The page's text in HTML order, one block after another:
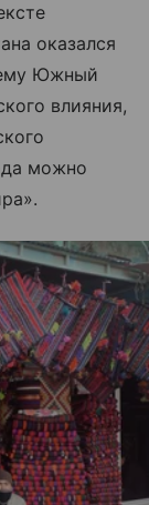
оказался
Южный
влияния,
можно